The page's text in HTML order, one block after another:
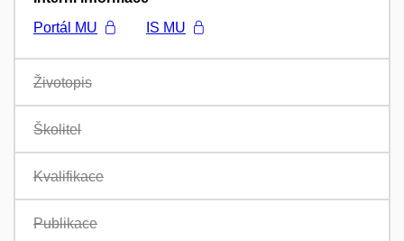
Portál MU
IS MU
Životopis
Školitel
Kvalifikace
Publikace